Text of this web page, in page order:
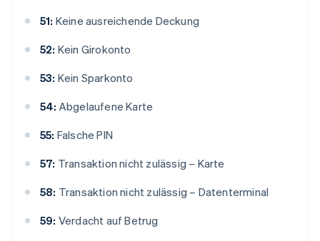
51: Keine ausreichende Deckung
52: Kein Girokonto
53: Kein Sparkonto
54: Abgelaufene Karte
55: Falsche PIN
57: Transaktion nicht zulässig – Karte
58: Transaktion nicht zulässig – Datenterminal
59: Verdacht auf Betrug